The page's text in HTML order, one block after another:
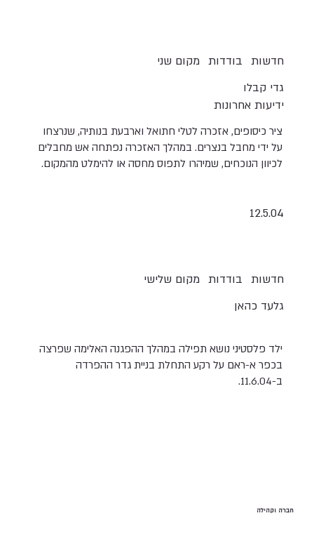
מקום שני בודדות חדשות
גדי קבלו
ידיעות אחרונות
ציר כיסופים, אזכרה לטלי חתואל וארבעת בנותיה, שנרצחו
על ידי מחבל בנצרים. במהלך האזכרה נפתחה אש מחבלים
לכיוון הנוכחים, שמיהרו לתפוס מחסה או להימלט מהמקום.
12.5.04
מקום שלישי בודדות חדשות
גלעד כהאן
ילד פלסטיני נושא תפילה במהלך ההפגנה האלימה שפרצה
בכפר א-ראם על רקע התחלת בניית גדר ההפרדה
ב-11.6.04.
חברה וקהילה